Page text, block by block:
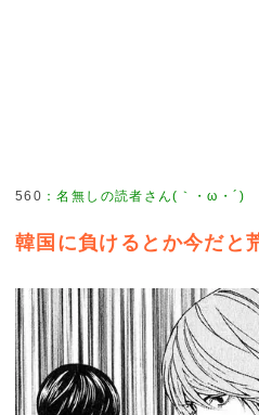
560 ：名無しの読者さん(｀・ω・´)
韓国に負けるとか今だと